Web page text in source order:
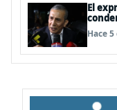
El
Hace